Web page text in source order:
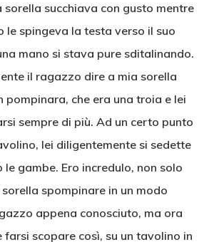
sorella succhiava con gusto mentre
le spingeva la testa verso il suo
mano si stava pure sditalinando.
il ragazzo dire a mia sorella
pompinara, che era una troia e lei
sempre di più. Ad un certo punto
lei diligentemente si sedette
gambe. Ero incredulo, non solo
spompinare in un modo
appena conosciuto, ma ora
farsi scopare così, su un tavolino in